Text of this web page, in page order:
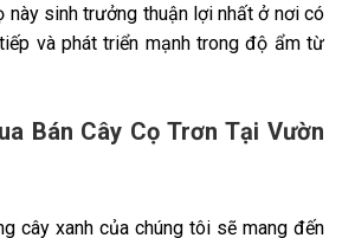
này sinh trưởng thuận lợi nhất ở nơi có
và phát triển mạnh trong độ ẩm từ
Bán Cây Cọ Trơn Tại Vườn
cây xanh của chúng tôi sẽ mang đến